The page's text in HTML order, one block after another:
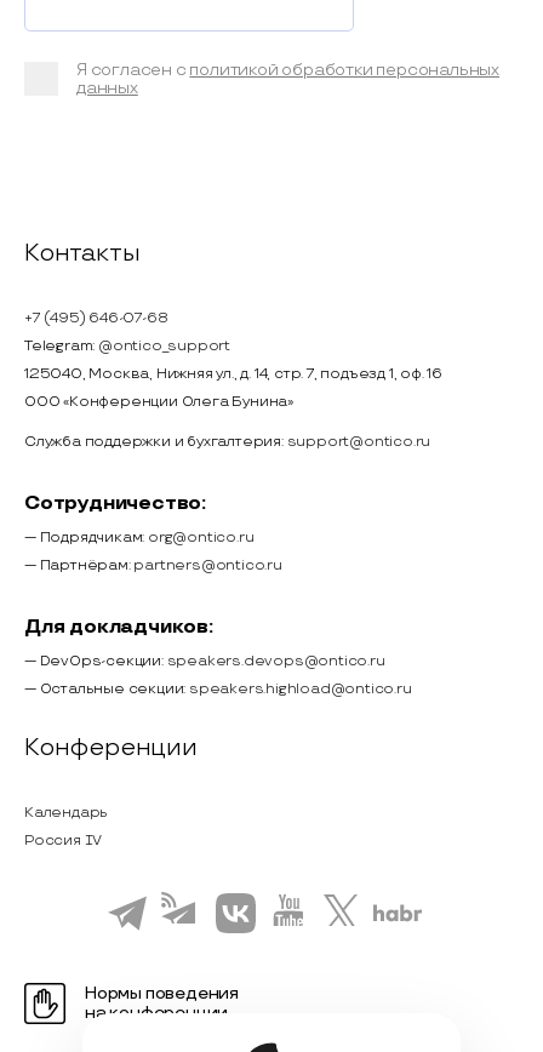
Я согласен с политикой обработки персональных
данных
Контакты
+7 (495) 646-07-68
Telegram: @ontico_support
125040, Москва, Нижняя ул., д. 14, стр. 7, подъезд 1, оф. 16
ООО «Конференции Олега Бунина»
Служба поддержки и бухгалтерия: support@ontico.ru
Сотрудничество:
— Подрядчикам: org@ontico.ru
— Партнёрам: partners@ontico.ru
Для докладчиков:
— DevOps-секции: speakers.devops@ontico.ru
— Остальные секции: speakers.highload@ontico.ru
Конференции
Календарь
Россия IV
Нормы поведения
на конференции